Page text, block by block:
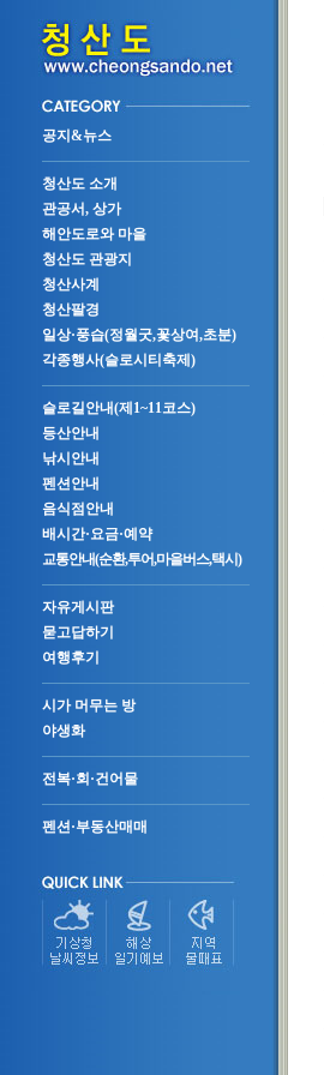
공지&뉴스
청산도 소개
관공서, 상가
해안도로와 마을
청산도 관광지
청산사계
청산팔경
일상·풍습(정월굿,꽃상여,초분)
각종행사(슬로시티축제)
슬로길안내(제1~11코스)
등산안내
낚시안내
펜션안내
음식점안내
배시간·요금·예약
교통안내(순환,투어,마을버스,택시)
자유게시판
묻고답하기
여행후기
시가 머무는 방
야생화
전복·회·건어물
펜션·부동산매매